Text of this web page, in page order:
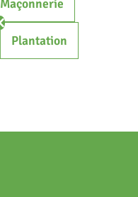
Maçonnerie
Plantation